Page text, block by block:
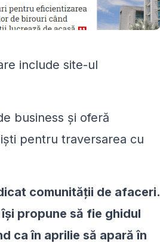
include site-ul
business și oferă
pentru traversarea cu
comunității de afaceri.
propune să fie ghidul
ca în aprilie să apară în